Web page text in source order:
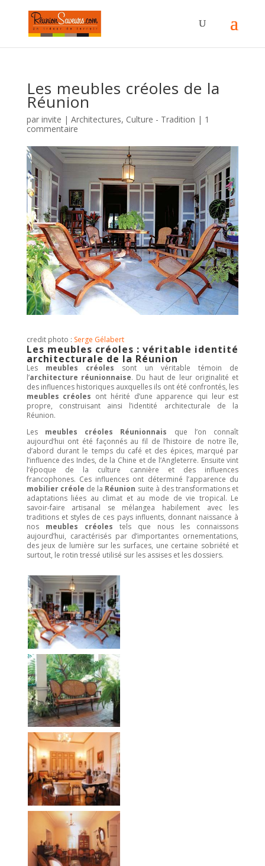
Les meubles créoles de la
Réunion
par invite | Architectures, Culture - Tradition | 1
commentaire
credit photo : Serge Gélabert
Les meubles créoles : véritable identité
architecturale de la Réunion
Les meubles créoles sont un véritable témoin de
l’architecture réunionnaise. Du haut de leur originalité et
des influences historiques auxquelles ils ont été confrontés, les
meubles créoles ont hérité d’une apparence qui leur est
propre, construisant ainsi l’identité architecturale de la
Réunion.
Les meubles créoles Réunionnais que l’on connaît
aujourd’hui ont été façonnés au fil de l’histoire de notre île,
d’abord durant le temps du café et des épices, marqué par
l’influence des Indes, de la Chine et de l’Angleterre. Ensuite vint
l’époque de la culture cannière et des influences
francophones. Ces influences ont déterminé l’apparence du
mobilier créole de la Réunion suite à des transformations et
adaptations liées au climat et au mode de vie tropical. Le
savoir-faire artisanal se mélangea habilement avec les
traditions et styles de ces pays influents, donnant naissance à
nos meubles créoles tels que nous les connaissons
aujourd’hui, caractérisés par d’importantes ornementations,
des jeux de lumière sur les surfaces, une certaine sobriété et
surtout, le rotin tressé utilisé sur les assises et les dossiers.